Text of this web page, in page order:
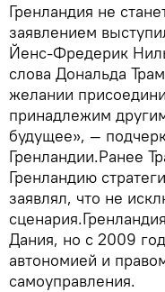
Гренландия не
заявлением
Йенс-Фредерик
слова Дональда
желании
принадлежим
будущее», —
Гренландии.Ранее
Гренландию
заявлял, что не
Дания, но с 2009
автономией и
самоуправления.